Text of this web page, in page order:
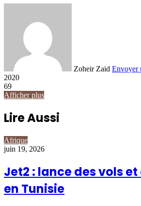
Zoheir Zaid Envoyer
2020
69
Afficher plus
Lire Aussi
Afrique
juin 19, 2026
Jet2 : lance des vols
en Tunisie